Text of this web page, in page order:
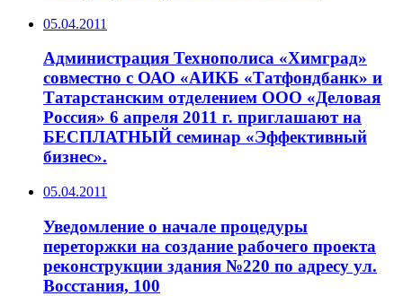
05.04.2011
Администрация Технополиса «Химград»
совместно с ОАО «АИКБ «Татфондбанк» и
Татарстанским отделением ООО «Деловая
Россия» 6 апреля 2011 г. приглашают на
БЕСПЛАТНЫЙ семинар «Эффективный
бизнес».
05.04.2011
Уведомление о начале процедуры
переторжки на создание рабочего проекта
реконструкции здания №220 по адресу ул.
Восстания, 100